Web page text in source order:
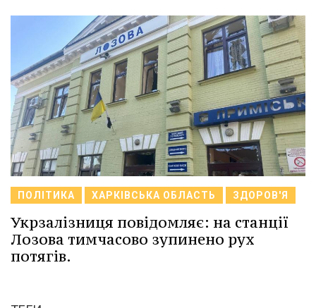
ПОЛІТИКА ХАРКІВСЬКА ОБЛАСТЬ ЗДОРОВ'Я
Укрзалізниця повідомляє: на станції
Лозова тимчасово зупинено рух
потягів.